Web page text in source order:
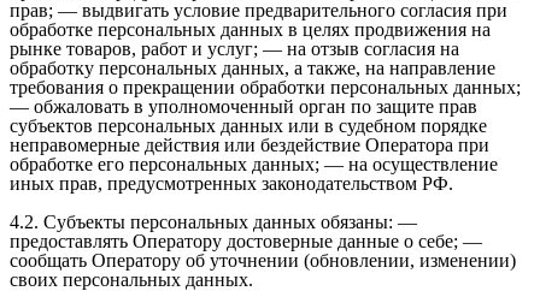
прав; — выдвигать условие предварительного согласия при
обработке персональных данных в целях продвижения на
рынке товаров, работ и услуг; — на отзыв согласия на
обработку персональных данных, а также, на направление
требования о прекращении обработки персональных данных;
— обжаловать в уполномоченный орган по защите прав
субъектов персональных данных или в судебном порядке
неправомерные действия или бездействие Оператора при
обработке его персональных данных; — на осуществление
иных прав, предусмотренных законодательством РФ.
4.2. Субъекты персональных данных обязаны: —
предоставлять Оператору достоверные данные о себе; —
сообщать Оператору об уточнении (обновлении, изменении)
своих персональных данных.